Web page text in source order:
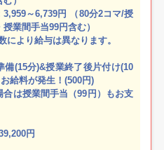
～6,739円 （80分2コマ/授
業間手当99円含む）
により給与は異なります。
(15分)&授業終了後片付け(10
給料が発生！(500円)
合は授業間手当（99円）もお支
円